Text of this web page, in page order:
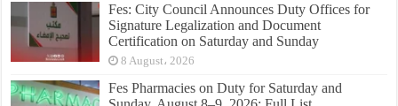
Fes: City Council Announces Duty Offices for
Signature Legalization and Document
Certification on Saturday and Sunday
8 August، 2026
Fes Pharmacies on Duty for Saturday and